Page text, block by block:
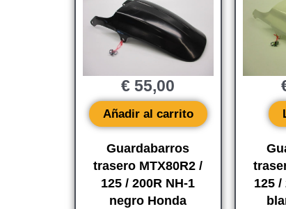
Guardabarros
trasero MTX80R2 /
125 / 200R NH-1
negro Honda
€ 55,00
Añadir al carrito
125 /